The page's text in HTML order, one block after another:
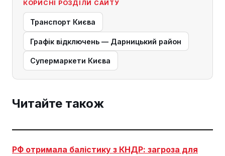
КОРИСНІ РОЗДІЛИ САЙТУ
Транспорт Києва
Графік відключень — Дарницький район
Супермаркети Києва
Читайте також
РФ отримала балістику з КНДР: загроза для